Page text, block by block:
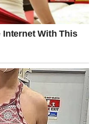
igre i nejasnoća. Ako je
briše sve sumnje. Ako
koja donosi osećaj
nego što jeste.